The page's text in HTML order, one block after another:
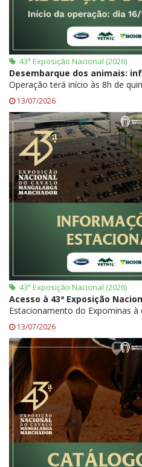
43ª Exposição Nacional (2026)
Desembarque dos animais:
Operação terá início às 8h de
13/07/2026
43ª Exposição Nacional (2026)
Acesso à 43ª Exposição
Estacionamento do Expominas à
13/07/2026